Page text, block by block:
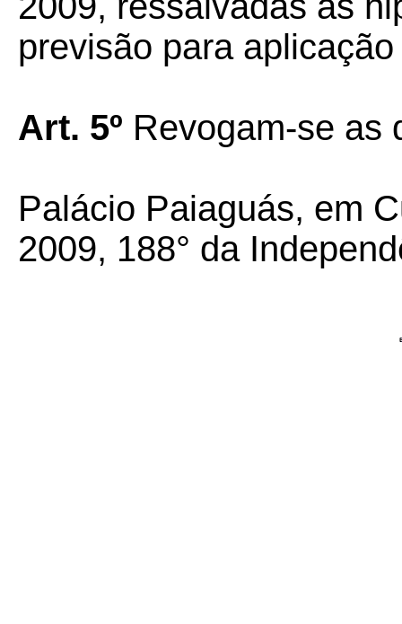
previsão para
Art. 5º Revogam-se as
Palácio Paiaguás, em
2009, 188° da